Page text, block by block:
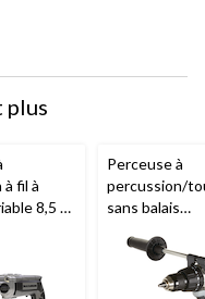
plus
fil à
8,5 A
Perceuse à
percussion/
sans balais